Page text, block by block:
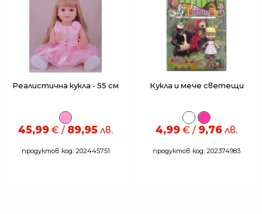
Реалистична кукла - 55 см
45,99 € / 89,95 лв.
продуктов код: 202445751
Кукла и мече светещи
4,99 € / 9,76 лв.
продуктов код: 202374983